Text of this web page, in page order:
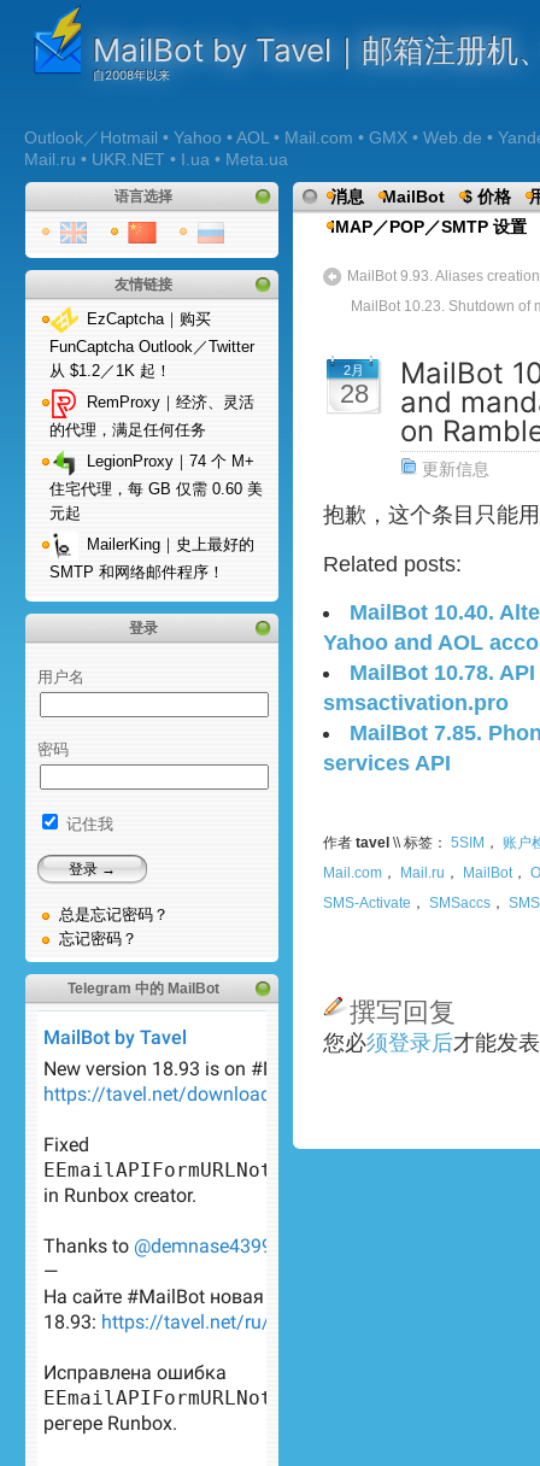
MailBot by Tavel｜邮箱注册机
Outlook／Hotmail • Yahoo • AOL • Mail.com • GMX • Web.de •
Mail.ru • UKR.NET • I.ua • Meta.ua
语言选择
友情链接
EzCaptcha｜购买
FunCaptcha Outlook／Twitter
从 $1.2／1K 起！
RemProxy｜经济、灵活
的代理，满足任何任务
LegionProxy｜74 个 M+
住宅代理，每 GB 仅需 0.60 美
元起
MailerKing｜史上最好的
SMTP 和网络邮件程序！
登录
用户名
密码
记住我
总是忘记密码？
忘记密码？
Telegram 中的 MailBot
消息 MailBot $ 价格
IMAP／POP／SMTP 设置
MailBot 9.93. Aliases creation
MailBot 10.23. Shutdown of
2月
28
MailBot
and
on
更新信息
抱歉，这个条目只能
Related posts:
MailBot 10.40.
Yahoo and AOL
MailBot 10.78.
smsactivation.pro
MailBot 7.85.
services API
作者 tavel \\ 标签： 5SIM ， 账户
Mail.com ， Mail.ru ， MailBot ，
SMS-Activate ， SMSaccs ，
撰写回复
您必须登录后才能发